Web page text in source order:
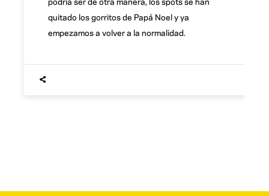
quitado los gorritos de Papá Noel y ya
empezamos a volver a la normalidad.